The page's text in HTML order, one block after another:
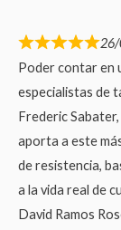
Poder contar en
especialistas de
Frederic
aporta a este
de resistencia,
a la vida real de
David Ramos